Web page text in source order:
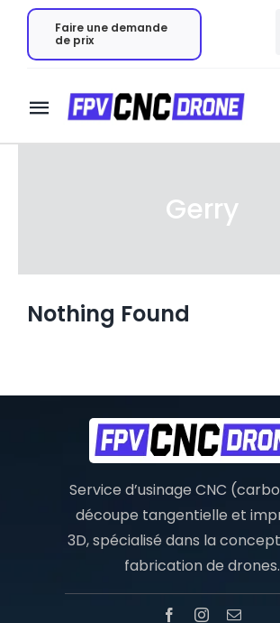
Skip
content
Faire une demande
de prix
Toggle
Pièces détachées
Contact
Gerry
Nothing Found
Service d’usinage CNC
découpe tangentielle et
3D, spécialisé dans la
fabrication de drones.